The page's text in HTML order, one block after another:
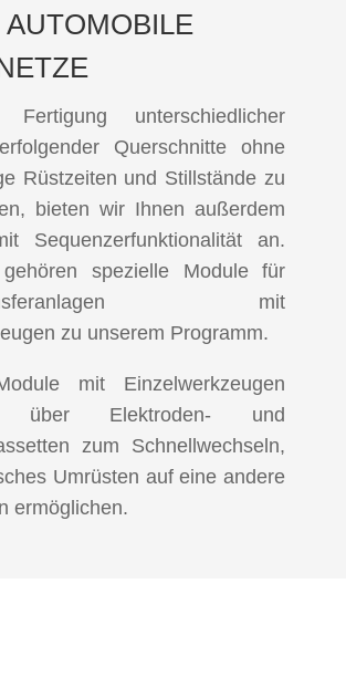
B
unterschiedlicher
Querschnitte ohne
Rüstzeiten und Stillstände zu
bieten wir Ihnen außerdem
Sequenzerfunktionalität an.
gehören spezielle Module für
mit
zu unserem Programm.
mit Einzelwerkzeugen
über Elektroden- und
zum Schnellwechseln,
Umrüsten auf eine andere
ermöglichen.